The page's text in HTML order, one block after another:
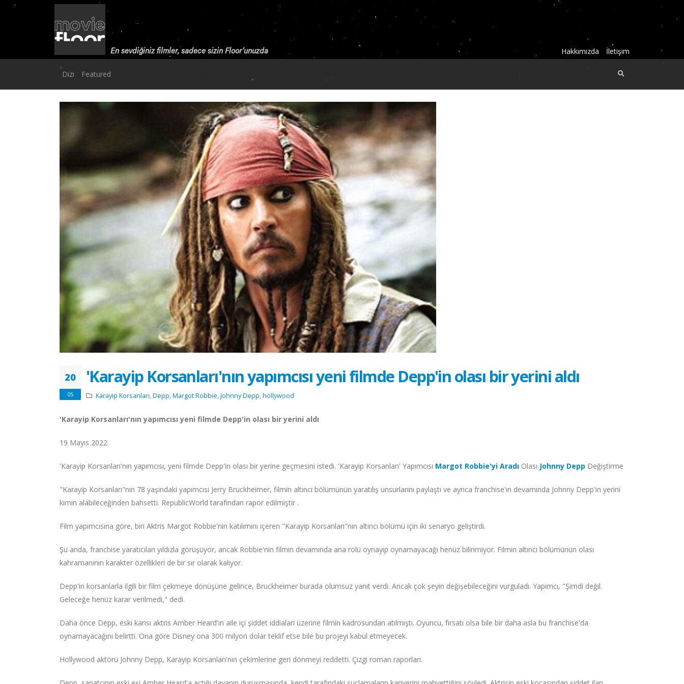
En sevdiğiniz filmler, sadece sizin Floor’unuzda Hakkımızda İletişim
Dizi Featured
20
05
'Karayip Korsanları'nın yapımcısı yeni filmde Depp'in olası bir yerini aldı
Karayip Korsanları,Depp,Margot Robbie,Johnny Depp,hollywood
'Karayip Korsanları'nın yapımcısı yeni filmde Depp'in olası bir yerini aldı
19 Mayıs 2022
'Karayip Korsanları'nın yapımcısı, yeni filmde Depp'in olası bir yerine geçmesini istedi. 'Karayip Korsanları' Yapımcısı Margot Robbie'yi Aradı Olası Johnny Depp Değiştirme
"Karayip Korsanları"nın 78 yaşındaki yapımcısı Jerry Bruckheimer, filmin altıncı bölümünün yaratılış unsurlarını paylaştı ve ayrıca franchise'ın devamında Johnny Depp'in yerini
kimin alabileceğinden bahsetti. RepublicWorld tarafından rapor edilmiştir .
Film yapımcısına göre, biri Aktris Margot Robbie'nin katılımını içeren "Karayip Korsanları"nın altıncı bölümü için iki senaryo geliştirdi.
Şu anda, franchise yaratıcıları yıldızla görüşüyor, ancak Robbie'nin filmin devamında ana rolü oynayıp oynamayacağı henüz bilinmiyor. Filmin altıncı bölümünün olası
kahramanının karakter özellikleri de bir sır olarak kalıyor.
Depp'in korsanlarla ilgili bir film çekmeye dönüşüne gelince, Bruckheimer burada olumsuz yanıt verdi. Ancak çok şeyin değişebileceğini vurguladı. Yapımcı, "Şimdi değil.
Geleceğe henüz karar verilmedi," dedi.
Daha önce Depp, eski karısı aktris Amber Heard'ın aile içi şiddet iddiaları üzerine filmin kadrosundan atılmıştı. Oyuncu, fırsatı olsa bile bir daha asla bu franchise'da
oynamayacağını belirtti. Ona göre Disney ona 300 milyon dolar teklif etse bile bu projeyi kabul etmeyecek.
Hollywood aktörü Johnny Depp, Karayip Korsanları'nın çekimlerine geri dönmeyi reddetti. Çizgi roman raporları.